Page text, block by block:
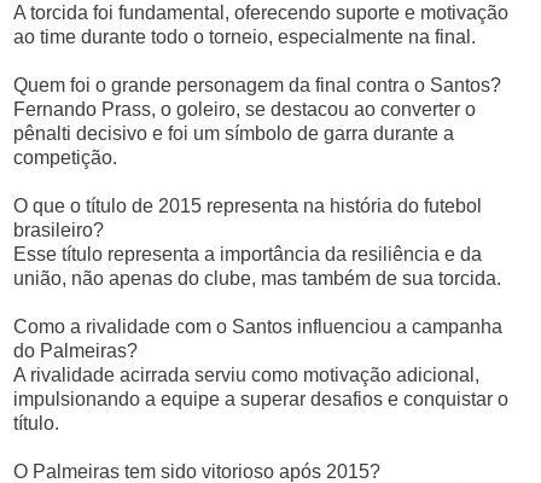
A torcida foi fundamental, oferecendo suporte e motivação
ao time durante todo o torneio, especialmente na final.
Quem foi o grande personagem da final contra o Santos?
Fernando Prass, o goleiro, se destacou ao converter o
pênalti decisivo e foi um símbolo de garra durante a
competição.
O que o título de 2015 representa na história do futebol
brasileiro?
Esse título representa a importância da resiliência e da
união, não apenas do clube, mas também de sua torcida.
Como a rivalidade com o Santos influenciou a campanha
do Palmeiras?
A rivalidade acirrada serviu como motivação adicional,
impulsionando a equipe a superar desafios e conquistar o
título.
O Palmeiras tem sido vitorioso após 2015?